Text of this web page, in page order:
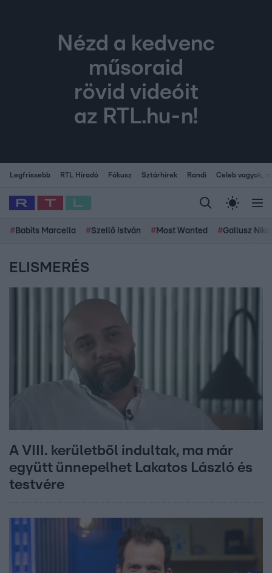
Nézd a kedvenc
műsoraid
rövid videóit
az RTL.hu-n!
Legfrissebb RTL Híradó Fókusz Sztárhírek Randi Celeb vagyok,
# Babits Marcella #Szellő István # Most Wanted #Gallusz
ELISMERÉS
A VIII. kerületből indultak, ma már
együtt ünnepelhet Lakatos László és
testvére